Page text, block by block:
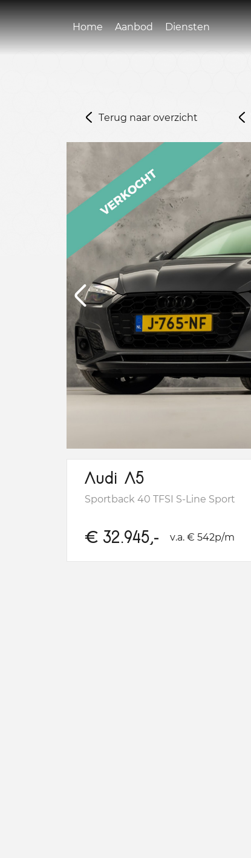
Home Aanbod Diensten
Terug naar overzicht
Audi A5
Sportback 40 TFSI S-Line Sport
€ 32.945,- v.a. € 542p/m